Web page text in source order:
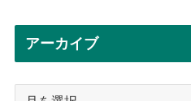
アーカイブ